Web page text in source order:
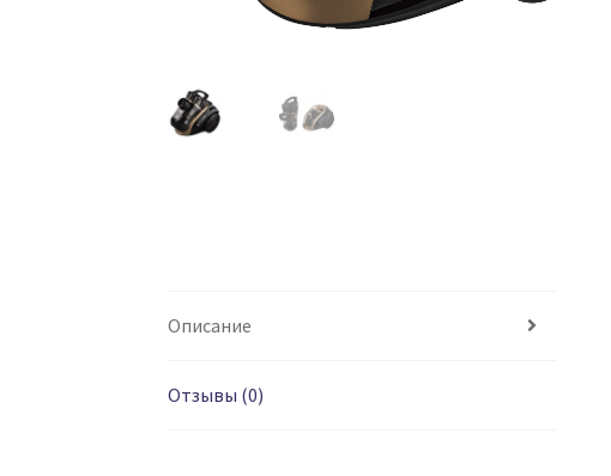
Описание
Отзывы (0)